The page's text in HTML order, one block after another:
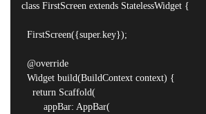
class FirstScreen extends StatelessWidget {
  FirstScreen({super.key});
  @override
  Widget build(BuildContext context) {
    return Scaffold(
        appBar: AppBar(